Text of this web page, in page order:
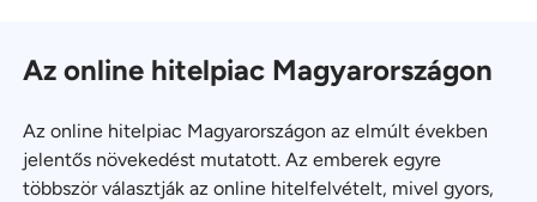
Az online hitelpiac Magyarországon
Az online hitelpiac Magyarországon az elmúlt években
jelentős növekedést mutatott. Az emberek egyre
többször választják az online hitelfelvételt, mivel gyors,